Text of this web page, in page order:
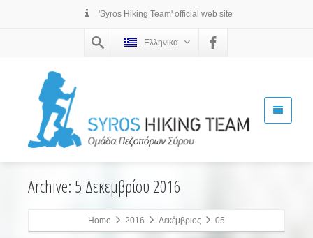
'Syros Hiking Team' official web site
Ελληνικα
Archive: 5 Δεκεμβρίου 2016
Home 2016 Δεκέμβριος 05